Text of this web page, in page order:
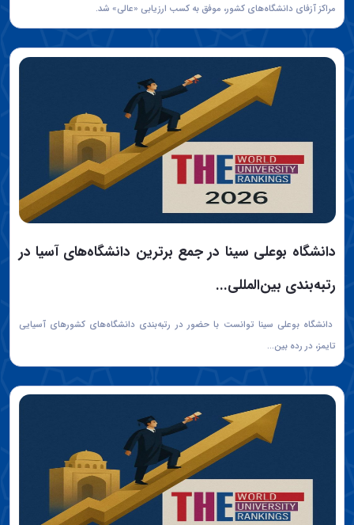
مراکز آزفای دانشگاه‌های کشور، موفق به کسب ارزیابی «عالی» شد.
دانشگاه بوعلی سینا در جمع برترین دانشگاه‌های آسیا در
رتبه‌بندی بین‌المللی...
دانشگاه بوعلی سینا توانست با حضور در رتبه‌بندی دانشگاه‌های کشورهای آسیایی
تایمز، در رده بین...